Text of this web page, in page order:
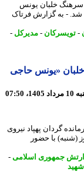
خلبان یونس
به گزارش فرتاک
-مدیرکل-
«یونس حاجی
پهپاد نیروی
با حضور
جمهوری اسلامی-